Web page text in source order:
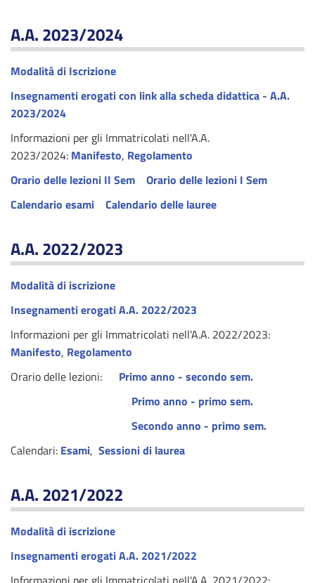
A.A. 2023/2024
Modalità di Iscrizione
Insegnamenti erogati con link alla scheda didattica - A.A.
2023/2024
Informazioni per gli Immatricolati nell'A.A.
2023/2024: Manifesto, Regolamento
Orario delle lezioni II Sem
Orario delle lezioni I Sem
Calendario esami
Calendario delle lauree
A.A. 2022/2023
Modalità di iscrizione
Insegnamenti erogati A.A. 2022/2023
Informazioni per gli Immatricolati nell'A.A. 2022/2023:
Manifesto, Regolamento
Orario delle lezioni:
Primo anno - secondo sem.
Primo anno - primo sem.
Secondo anno - primo sem.
Calendari: Esami, Sessioni di laurea
A.A. 2021/2022
Modalità di iscrizione
Insegnamenti erogati A.A. 2021/2022